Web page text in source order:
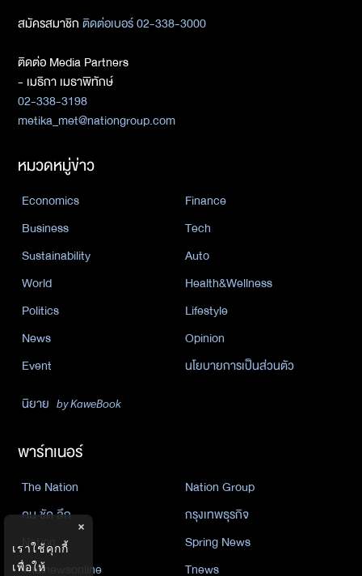
สมัครสมาชิกติดต่อเบอร์ 02-338-3000
ติดต่อ Media Partners
- เมธิกา เมธาพิทักษ์
02-338-3198
metika_met@nationgroup.com
หมวดหมู่ข่าว
Economics
Finance
Business
Tech
Sustainability
Auto
World
Health&Wellness
Politics
Lifestyle
News
Opinion
Event
นโยบายการเป็นส่วนตัว
นิยาย by KaweBook
พาร์ทเนอร์
The Nation
Nation Group
คม ชัด ลึก
กรุงเทพธุรกิจ
Nation
Spring News
Thainewsonline
Tnews
×
เราใช้คุกกี้
เพื่อให้